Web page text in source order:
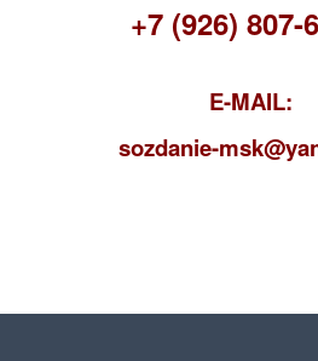
+7 (926) 807-
E-MAIL:
sozdanie-